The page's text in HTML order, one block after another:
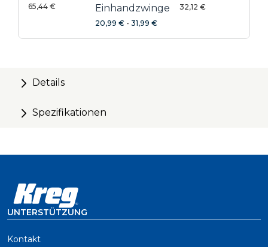
65,44 €
Einhandzwinge
20,99 € - 31,99 €
32,12 €
Details
Spezifikationen
UNTERSTÜTZUNG
Kontakt